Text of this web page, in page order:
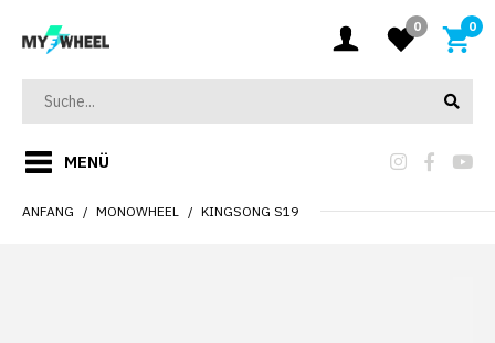
0 0
MENÜ
ANFANG MONOWHEEL KINGSONG S19